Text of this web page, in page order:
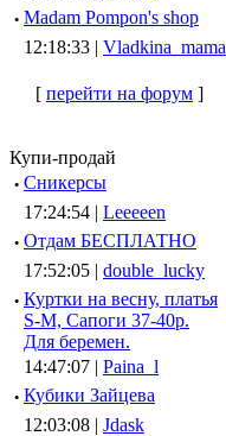
· Madam Pompon's shop
12:18:33 | Vladkina_mama
[ перейти на форум ]
Купи-продай
· Сникерсы
17:24:54 | Leeeeen
· Отдам БЕСПЛАТНО
17:52:05 | double_lucky
· Куртки на весну, платья
S-M, Сапоги 37-40р.
Для беремен.
14:47:07 | Paina_l
· Кубики Зайцева
12:03:08 | Jdask